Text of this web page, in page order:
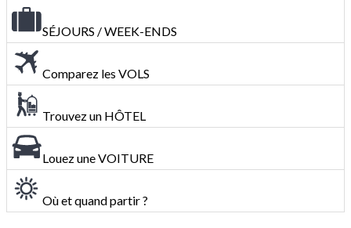
SÉJOURS / WEEK-ENDS
Comparez les VOLS
Trouvez un HÔTEL
Louez une VOITURE
Où et quand partir ?